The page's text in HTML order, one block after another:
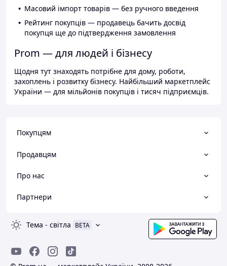
Масовий імпорт товарів — без ручного введення
Рейтинг покупців — продавець бачить досвід
покупця ще до підтвердження замовлення
Prom — для людей і бізнесу
Щодня тут знаходять потрібне для дому, роботи,
захоплень і розвитку бізнесу. Найбільший маркетплейс
України — для мільйонів покупців і тисяч підприємців.
Покупцям
Продавцям
Про нас
Партнери
Тема - світла BETA